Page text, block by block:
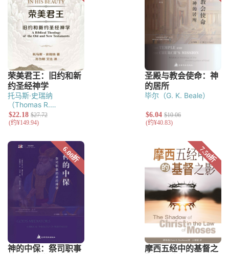
托马斯·史瑞纳
（Thomas R.
Schreiner）
毕尔（G. K. Beale）